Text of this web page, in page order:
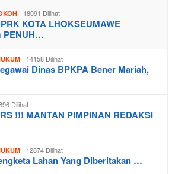
18091 Dilihat
KOTA LHOKSEUMAWE
PENUH…
14158 Dilihat
Dinas BPKPA Bener Mariah,
Dilihat
!!! MANTAN PIMPINAN REDAKSI
12874 Dilihat
Lahan Yang Diberitakan …